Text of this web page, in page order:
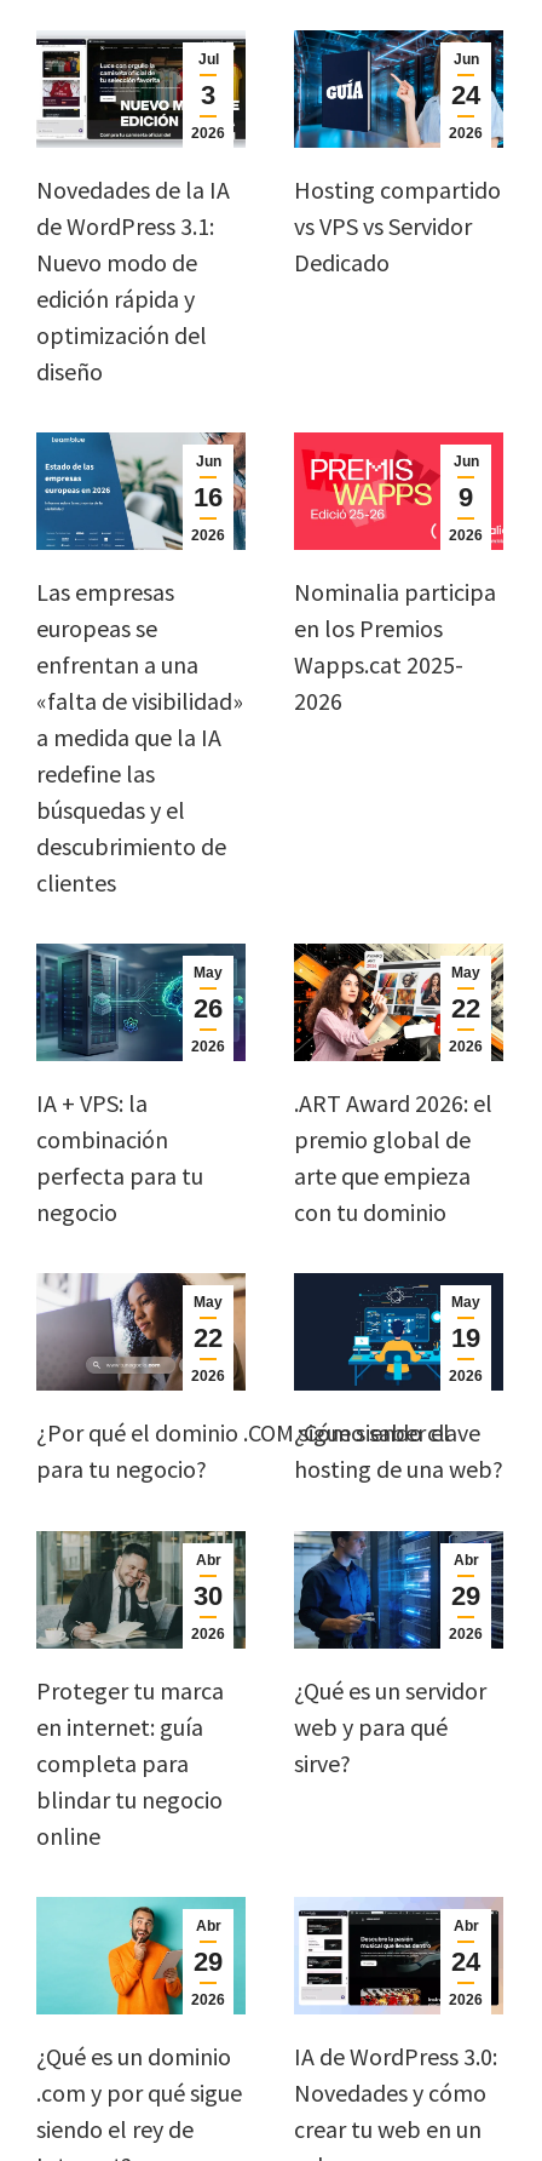
Jul
3
2026
Novedades de la IA
de WordPress 3.1:
Nuevo modo de
edición rápida y
optimización del
diseño
Jun
24
2026
Hosting compartido
vs VPS vs Servidor
Dedicado
Jun
16
2026
Las empresas
europeas se
enfrentan a una
«falta de visibilidad»
a medida que la IA
redefine las
búsquedas y el
descubrimiento de
clientes
Jun
9
2026
Nominalia participa
en los Premios
Wapps.cat 2025-
2026
May
26
2026
IA + VPS: la
combinación
perfecta para tu
negocio
May
22
2026
.ART Award 2026: el
premio global de
arte que empieza
con tu dominio
May
22
2026
¿Por qué el dominio .COM sigue siendo clave
para tu negocio?
May
19
2026
¿Cómo saber el
hosting de una web?
Abr
30
2026
Proteger tu marca
en internet: guía
completa para
blindar tu negocio
online
Abr
29
2026
¿Qué es un servidor
web y para qué
sirve?
Abr
29
2026
¿Qué es un dominio
.com y por qué sigue
siendo el rey de
Abr
24
2026
IA de WordPress 3.0:
Novedades y cómo
crear tu web en un